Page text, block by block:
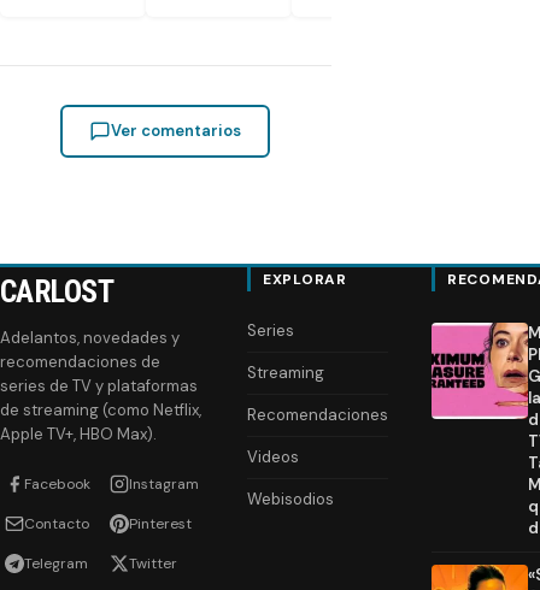
Ver comentarios
CARLOST
Adelantos, novedades y
recomendaciones de
series de TV y plataformas
de streaming (como Netflix,
Apple TV+, HBO Max).
Facebook Instagram
Contacto Pinterest
Telegram Twitter
EXPLORAR
Series
Streaming
Recomendaciones
Videos
Webisodios